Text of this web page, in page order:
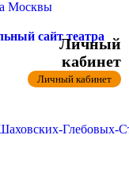
Москвы
сайт театра
Личный
кабинет
Личный кабинет